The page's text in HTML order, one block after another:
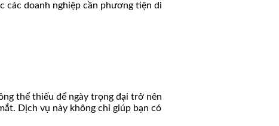
các doanh nghiệp cần phương tiện di
thể thiếu để ngày trọng đại trở nên
Dịch vụ này không chỉ giúp bạn có